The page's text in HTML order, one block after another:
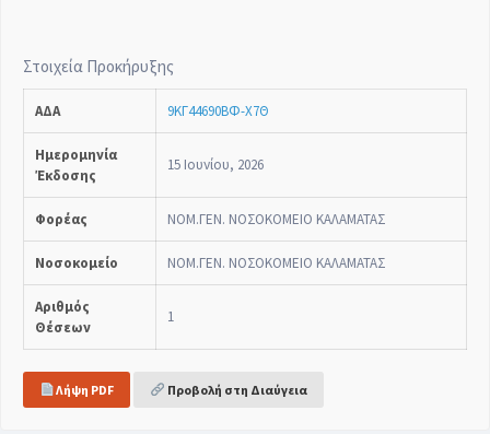
Στοιχεία Προκήρυξης
ΑΔΑ 9ΚΓ44690ΒΦ-Χ7Θ
Ημερομηνία
Έκδοσης
15 Ιουνίου, 2026
Φορέας ΝΟΜ.ΓΕΝ. ΝΟΣΟΚΟΜΕΙΟ ΚΑΛΑΜΑΤΑΣ
Νοσοκομείο ΝΟΜ.ΓΕΝ. ΝΟΣΟΚΟΜΕΙΟ ΚΑΛΑΜΑΤΑΣ
Αριθμός
Θέσεων
1
Λήψη PDF Προβολή στη Διαύγεια